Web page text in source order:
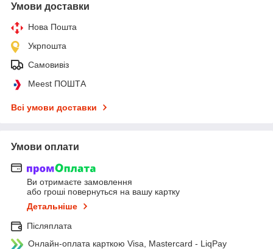
Умови доставки
Нова Пошта
Укрпошта
Самовивіз
Meest ПОШТА
Всі умови доставки
Умови оплати
Ви отримаєте замовлення
або гроші повернуться на вашу картку
Детальніше
Післяплата
Онлайн-оплата карткою Visa, Mastercard - LiqPay